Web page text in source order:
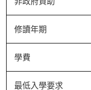
修讀年期
學費
最低入學要求